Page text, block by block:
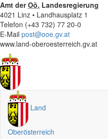
Amt derOö. Landesregierung
4021 Linz • Landhausplatz 1
Telefon (+43 732) 77 20-0
E-Mail post@ooe.gv.at
www.land-oberoesterreich.gv.at
Land
Oberösterreich